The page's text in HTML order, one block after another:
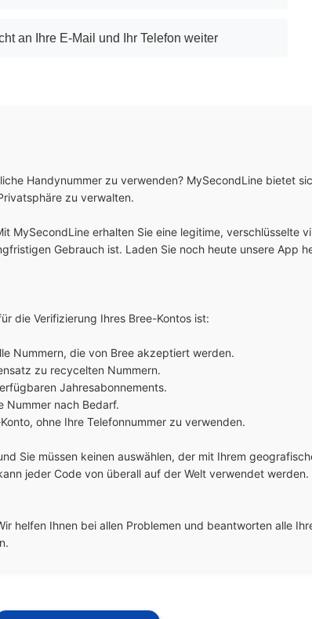
an Ihre E-Mail und Ihr Telefon weiter
Handynummer zu verwenden? MySecondLine bietet
zu verwalten.
MySecondLine erhalten Sie eine legitime, verschlüsselte
Gebrauch ist. Laden Sie noch heute unsere App
die Verifizierung Ihres Bree-Kontos ist:
Nummern, die von Bree akzeptiert werden.
zu recycelten Nummern.
Jahresabonnements.
Nummer nach Bedarf.
ohne Ihre Telefonnummer zu verwenden.
Sie müssen keinen auswählen, der mit Ihrem
jeder Code von überall auf der Welt verwendet werden.
helfen Ihnen bei allen Problemen und beantworten alle